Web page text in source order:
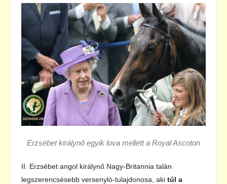
Erzsébet királynő egyik lova mellett a Royal Ascoton
II. Erzsébet angol királynő Nagy-Britannia talán
legszerencsésebb versenyló-tulajdonosa, aki túl a